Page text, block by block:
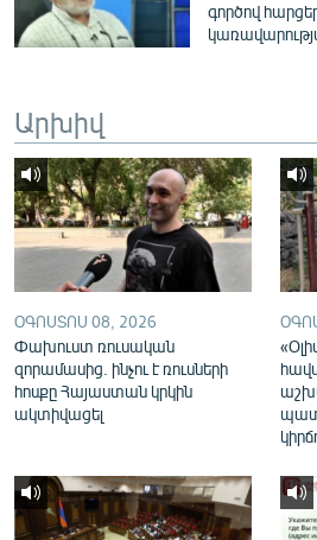
ՁԳՏԵԼՈՎ ԼԱՎԱԳՈՒՅՆԻՆ
Հայերեն
English
Русский
ՀԵՏԵՎԵՔ ՄԵԶ
«Ազատության» բոլոր կայքերը
գործով
Արխիվ
ՕԳՈՍՏՈՍ 08, 2026
Փախուստ ռուսական
զորամասից. ինչու է ռուսների
հոսքը Հայաստան կրկին
ակտիվացել